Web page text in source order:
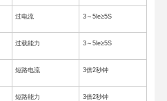
过电流 3～5le≥5S
过载能力 3～5le≥5S
短路电流 3倍2秒钟
短路能力 3倍2秒钟